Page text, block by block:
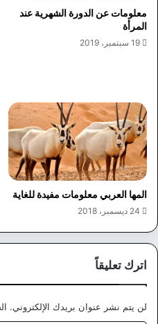
معلومات عن الدورة الشهرية عند
المرأة
19 سبتمبر، 2019
المها العربي معلومات مفيدة للغاية
24 ديسمبر، 2018
اترك تعليقاً
لن يتم نشر عنوان بريدك الإلكتروني.